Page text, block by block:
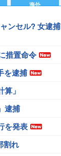
海外
ンセル? 女逮捕
措置命令
を逮捕
」
逮捕
を発表
割れ